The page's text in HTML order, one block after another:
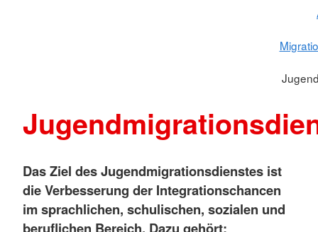
Das Ziel des Jugendmigrationsdienstes ist
die Verbesserung der Integrationschancen
im sprachlichen, schulischen, sozialen und
beruflichen Bereich. Dazu gehört: